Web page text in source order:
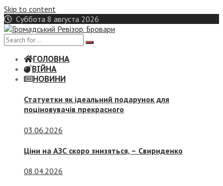
Skip to content
Суббота 8 августа 2026
ГОЛОВНА
ВІЙНА
НОВИНИ
Статуетки як ідеальний подарунок для
поціновувачів прекрасного
03.06.2026
Ціни на АЗС скоро знизяться, – Свириденко
08.04.2026